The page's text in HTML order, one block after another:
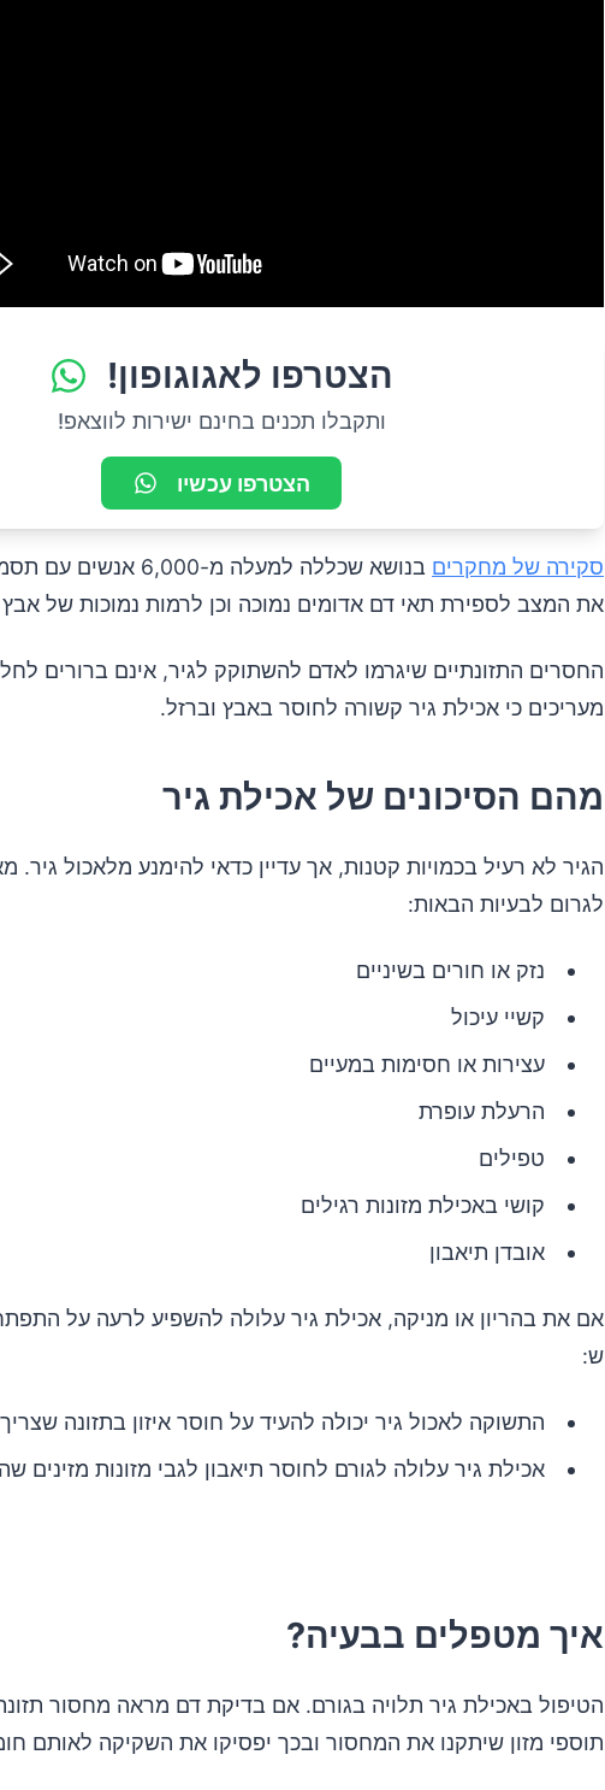
הצטרפו לאגוגופון!
ותקבלו תכנים בחינם ישירות לווצאפ!
הצטרפו עכשיו
סקירה של מחקרים
בנושא שכללה למעלה מ-
את המצב לספירת תאי דם אדומים נמוכה וכן לרמות נמוכות של
החסרים התזונתיים שיגרמו לאדם להשתוקק לגיר, אינם ברורים
מעריכים כי אכילת גיר קשורה לחוסר באבץ וברזל.
מהם הסיכונים של אכילת גיר
הגיר לא רעיל בכמויות קטנות, אך עדיין כדאי להימנע מלאכול גיר.
לגרום לבעיות הבאות:
נזק או חורים בשיניים
קשיי עיכול
עצירות או חסימות במעיים
הרעלת עופרת
טפילים
קושי באכילת מזונות רגילים
אובדן תיאבון
אם את בהריון או מניקה, אכילת גיר עלולה להשפיע לרעה על
ש:
התשוקה לאכול גיר יכולה להעיד על חוסר איזון בתזונה
אכילת גיר עלולה לגורם לחוסר תיאבון לגבי מזונות מזינים
איך מטפלים בבעיה?
הטיפול באכילת גיר תלויה בגורם. אם בדיקת דם מראה מחסור
תוספי מזון שיתקנו את המחסור ובכך יפסיקו את השקיקה לאותם